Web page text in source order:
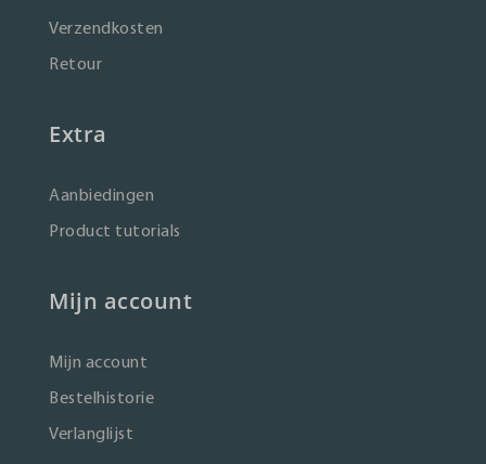
Verzendkosten
Retour
Extra
Aanbiedingen
Product tutorials
Mijn account
Mijn account
Bestelhistorie
Verlanglijst